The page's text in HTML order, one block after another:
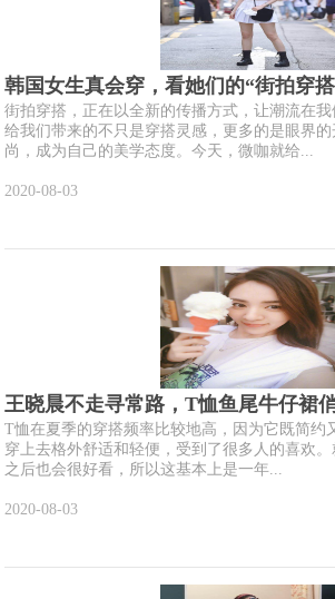
韩国女生真会穿，看她们的“街拍穿
街拍穿搭，正在以全新的传播方式，让潮流在
给我们带来的不只是穿搭灵感，更多的是眼界
尚，成为自己的美学态度。今天，微咖就给...
2020-08-03
王晓晨不走寻常路，T恤鱼尾牛仔裙
T恤在夏季的穿搭频率比较地高，因为它既简约
穿上去格外舒适和轻便，受到了很多人的喜欢
之后也会很好看，所以这基本上是一年...
2020-08-03